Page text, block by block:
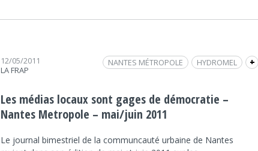
12/05/2011
LA FRAP
+
HYDROMEL
NANTES MÉTROPOLE
Les médias locaux sont gages de démocratie –
Nantes Metropole – mai/juin 2011
Le journal bimestriel de la communcauté urbaine de Nantes